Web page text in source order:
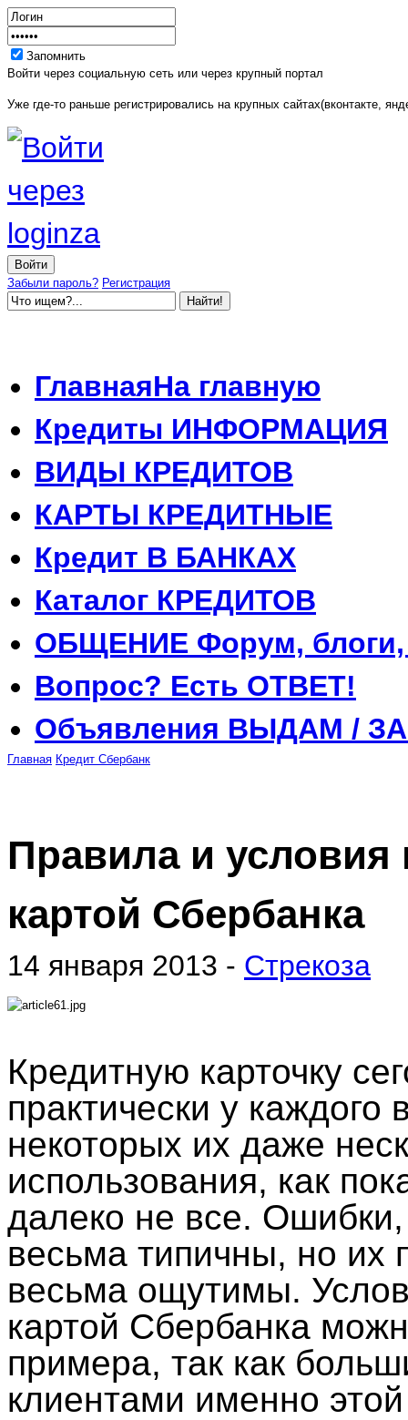
Запомнить
Войти через социальную сеть или через крупный портал
Уже где-то раньше регистрировались на крупных сайтах(вконтакте,
Забыли пароль? Регистрация
ГлавнаяНа главную
Кредиты ИНФОРМАЦИЯ
ВИДЫ КРЕДИТОВ
КАРТЫ КРЕДИТНЫЕ
Кредит В БАНКАХ
Каталог КРЕДИТОВ
ОБЩЕНИЕ Форум,
Вопрос? Есть ОТВЕТ!
Объявления ВЫДАМ /
Главная Кредит Сбербанк
Правила и условия
картой Сбербанка
14 января 2013 - Стрекоза
Кредитную карточку
практически у каждого
некоторых их даже
использования, как
далеко не все.
весьма типичны, но их
весьма ощутимы.
картой Сбербанка
примера, так как
клиентами именно